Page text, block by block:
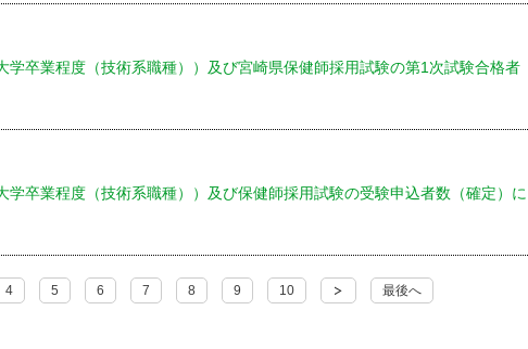
学卒業程度（技術系職種））及び宮崎県保健師採用試験の第1次試験合格者
学卒業程度（技術系職種））及び保健師採用試験の受験申込者数（確定）に
4 5 6 7 8 9 10 最後へ